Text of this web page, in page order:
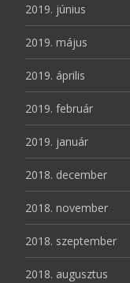
2019. június
2019. május
2019. április
2019. február
2019. január
2018. december
2018. november
2018. szeptember
2018. augusztus